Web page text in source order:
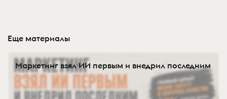
Еще материалы
Маркетинг взял ИИ первым и внедрил последним